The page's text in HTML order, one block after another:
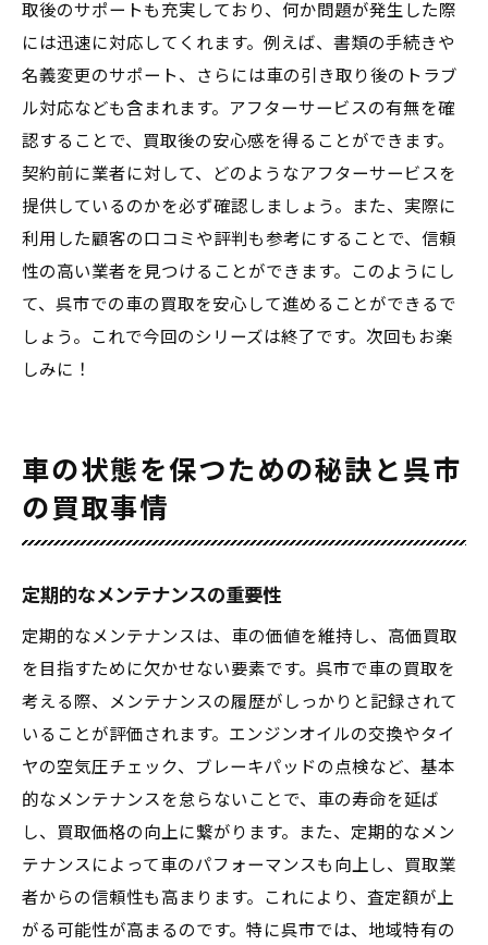
取後のサポートも充実しており、何か問題が発生した際
には迅速に対応してくれます。例えば、書類の手続きや
名義変更のサポート、さらには車の引き取り後のトラブ
ル対応なども含まれます。アフターサービスの有無を確
認することで、買取後の安心感を得ることができます。
契約前に業者に対して、どのようなアフターサービスを
提供しているのかを必ず確認しましょう。また、実際に
利用した顧客の口コミや評判も参考にすることで、信頼
性の高い業者を見つけることができます。このようにし
て、呉市での車の買取を安心して進めることができるで
しょう。これで今回のシリーズは終了です。次回もお楽
しみに！
車の状態を保つための秘訣と呉市
の買取事情
定期的なメンテナンスの重要性
定期的なメンテナンスは、車の価値を維持し、高価買取
を目指すために欠かせない要素です。呉市で車の買取を
考える際、メンテナンスの履歴がしっかりと記録されて
いることが評価されます。エンジンオイルの交換やタイ
ヤの空気圧チェック、ブレーキパッドの点検など、基本
的なメンテナンスを怠らないことで、車の寿命を延ば
し、買取価格の向上に繋がります。また、定期的なメン
テナンスによって車のパフォーマンスも向上し、買取業
者からの信頼性も高まります。これにより、査定額が上
がる可能性が高まるのです。特に呉市では、地域特有の